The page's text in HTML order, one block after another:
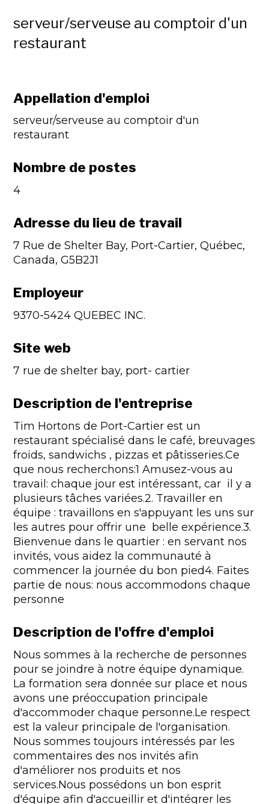
serveur/serveuse au comptoir d'un
restaurant
Appellation d'emploi
serveur/serveuse au comptoir d'un
restaurant
Nombre de postes
4
Adresse du lieu de travail
7 Rue de Shelter Bay, Port-Cartier, Québec,
Canada, G5B2J1
Employeur
9370-5424 QUEBEC INC.
Site web
7 rue de shelter bay, port- cartier
Description de l'entreprise
Tim Hortons de Port-Cartier est un
restaurant spécialisé dans le café, breuvages
froids, sandwichs , pizzas et pâtisseries.Ce
que nous recherchons:1 Amusez-vous au
travail: chaque jour est intéressant, car il y a
plusieurs tâches variées.2. Travailler en
équipe : travaillons en s'appuyant les uns sur
les autres pour offrir une belle expérience.3.
Bienvenue dans le quartier : en servant nos
invités, vous aidez la communauté à
commencer la journée du bon pied4. Faites
partie de nous: nous accommodons chaque
personne
Description de l'offre d'emploi
Nous sommes à la recherche de personnes
pour se joindre à notre équipe dynamique.
La formation sera donnée sur place et nous
avons une préoccupation principale
d'accommoder chaque personne.Le respect
est la valeur principale de l'organisation.
Nous sommes toujours intéressés par les
commentaires des nos invités afin
d'améliorer nos produits et nos
services.Nous possédons un bon esprit
d'équipe afin d'accueillir et d'intégrer les